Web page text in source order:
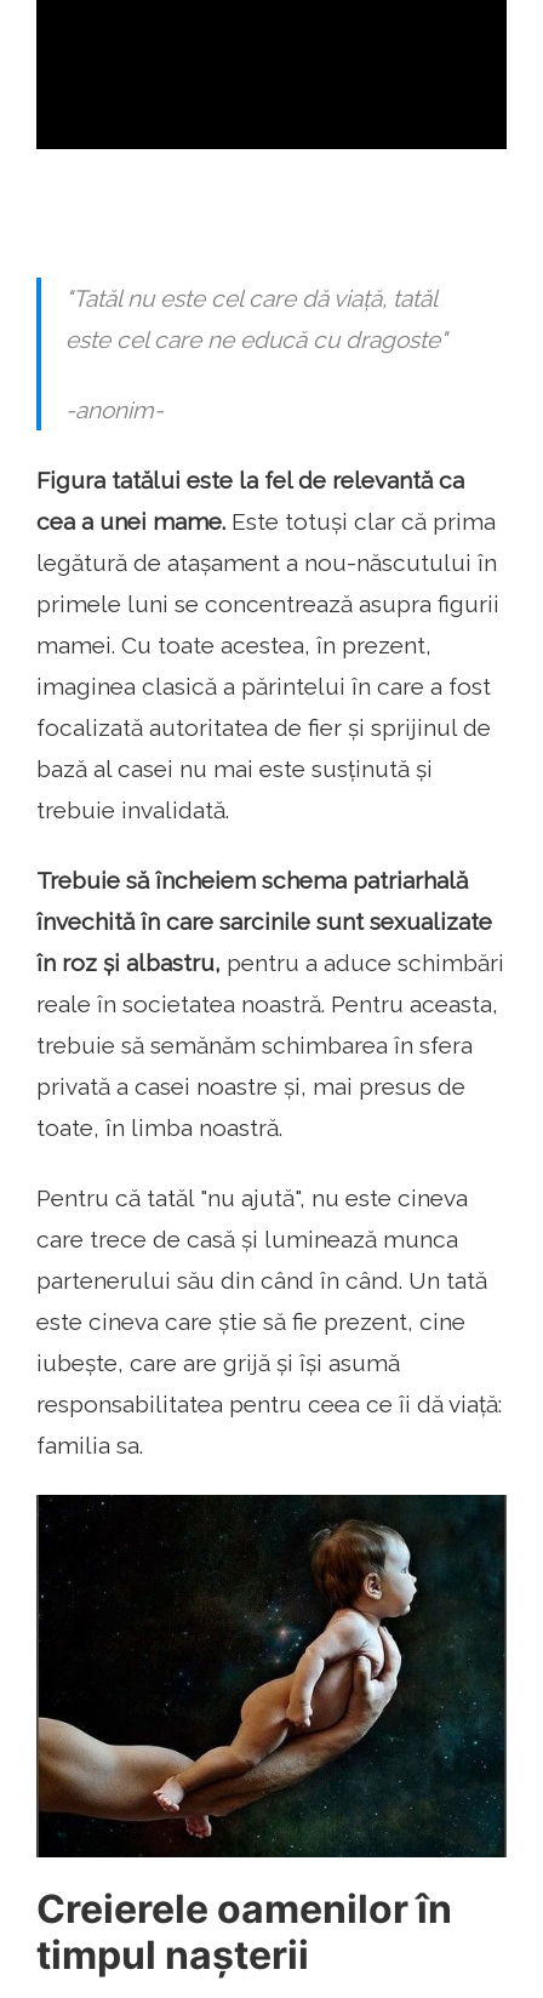
"Tatăl nu este cel care dă viață, tatăl
este cel care ne educă cu dragoste"
-anonim-
Figura tatălui este la fel de relevantă ca
cea a unei mame. Este totuși clar că prima
legătură de atașament a nou-născutului în
primele luni se concentrează asupra figurii
mamei. Cu toate acestea, în prezent,
imaginea clasică a părintelui în care a fost
focalizată autoritatea de fier și sprijinul de
bază al casei nu mai este susținută și
trebuie invalidată.
Trebuie să încheiem schema patriarhală
învechită în care sarcinile sunt sexualizate
în roz și albastru, pentru a aduce schimbări
reale în societatea noastră. Pentru aceasta,
trebuie să semănăm schimbarea în sfera
privată a casei noastre și, mai presus de
toate, în limba noastră.
Pentru că tatăl "nu ajută", nu este cineva
care trece de casă și luminează munca
partenerului său din când în când. Un tată
este cineva care știe să fie prezent, cine
iubește, care are grijă și își asumă
responsabilitatea pentru ceea ce îi dă viață:
familia sa.
Creierele oamenilor în
timpul nașterii